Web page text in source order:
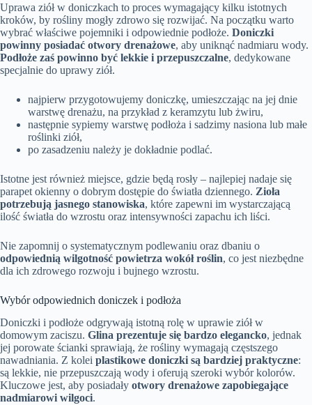
Uprawa ziół w doniczkach to proces wymagający kilku istotnych
kroków, by rośliny mogły zdrowo się rozwijać. Na początku warto
wybrać właściwe pojemniki i odpowiednie podłoże. Doniczki
powinny posiadać otwory drenażowe, aby uniknąć nadmiaru wody.
Podłoże zaś powinno być lekkie i przepuszczalne, dedykowane
specjalnie do uprawy ziół.
najpierw przygotowujemy doniczkę, umieszczając na jej dnie
warstwę drenażu, na przykład z keramzytu lub żwiru,
następnie sypiemy warstwę podłoża i sadzimy nasiona lub małe
roślinki ziół,
po zasadzeniu należy je dokładnie podlać.
Istotne jest również miejsce, gdzie będą rosły – najlepiej nadaje się
parapet okienny o dobrym dostępie do światła dziennego. Zioła
potrzebują jasnego stanowiska, które zapewni im wystarczającą
ilość światła do wzrostu oraz intensywności zapachu ich liści.
Nie zapomnij o systematycznym podlewaniu oraz dbaniu o
odpowiednią wilgotność powietrza wokół roślin, co jest niezbędne
dla ich zdrowego rozwoju i bujnego wzrostu.
Wybór odpowiednich doniczek i podłoża
Doniczki i podłoże odgrywają istotną rolę w uprawie ziół w
domowym zaciszu. Glina prezentuje się bardzo elegancko, jednak
jej porowate ścianki sprawiają, że rośliny wymagają częstszego
nawadniania. Z kolei plastikowe doniczki są bardziej praktyczne:
są lekkie, nie przepuszczają wody i oferują szeroki wybór kolorów.
Kluczowe jest, aby posiadały otwory drenażowe zapobiegające
nadmiarowi wilgoci.